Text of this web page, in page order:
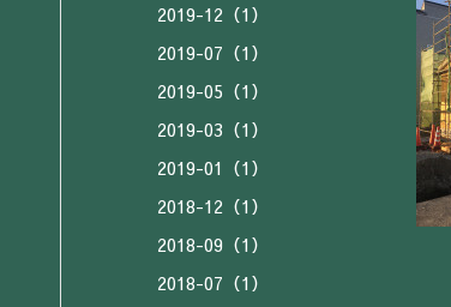
2019-12（1）
2019-07（1）
2019-05（1）
2019-03（1）
2019-01（1）
2018-12（1）
2018-09（1）
2018-07（1）